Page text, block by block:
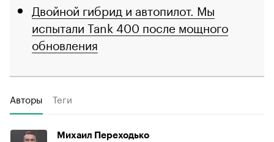
Двойной гибрид и автопилот. Мы
испытали Tank 400 после мощного
обновления
Авторы Теги
Михаил Переходько